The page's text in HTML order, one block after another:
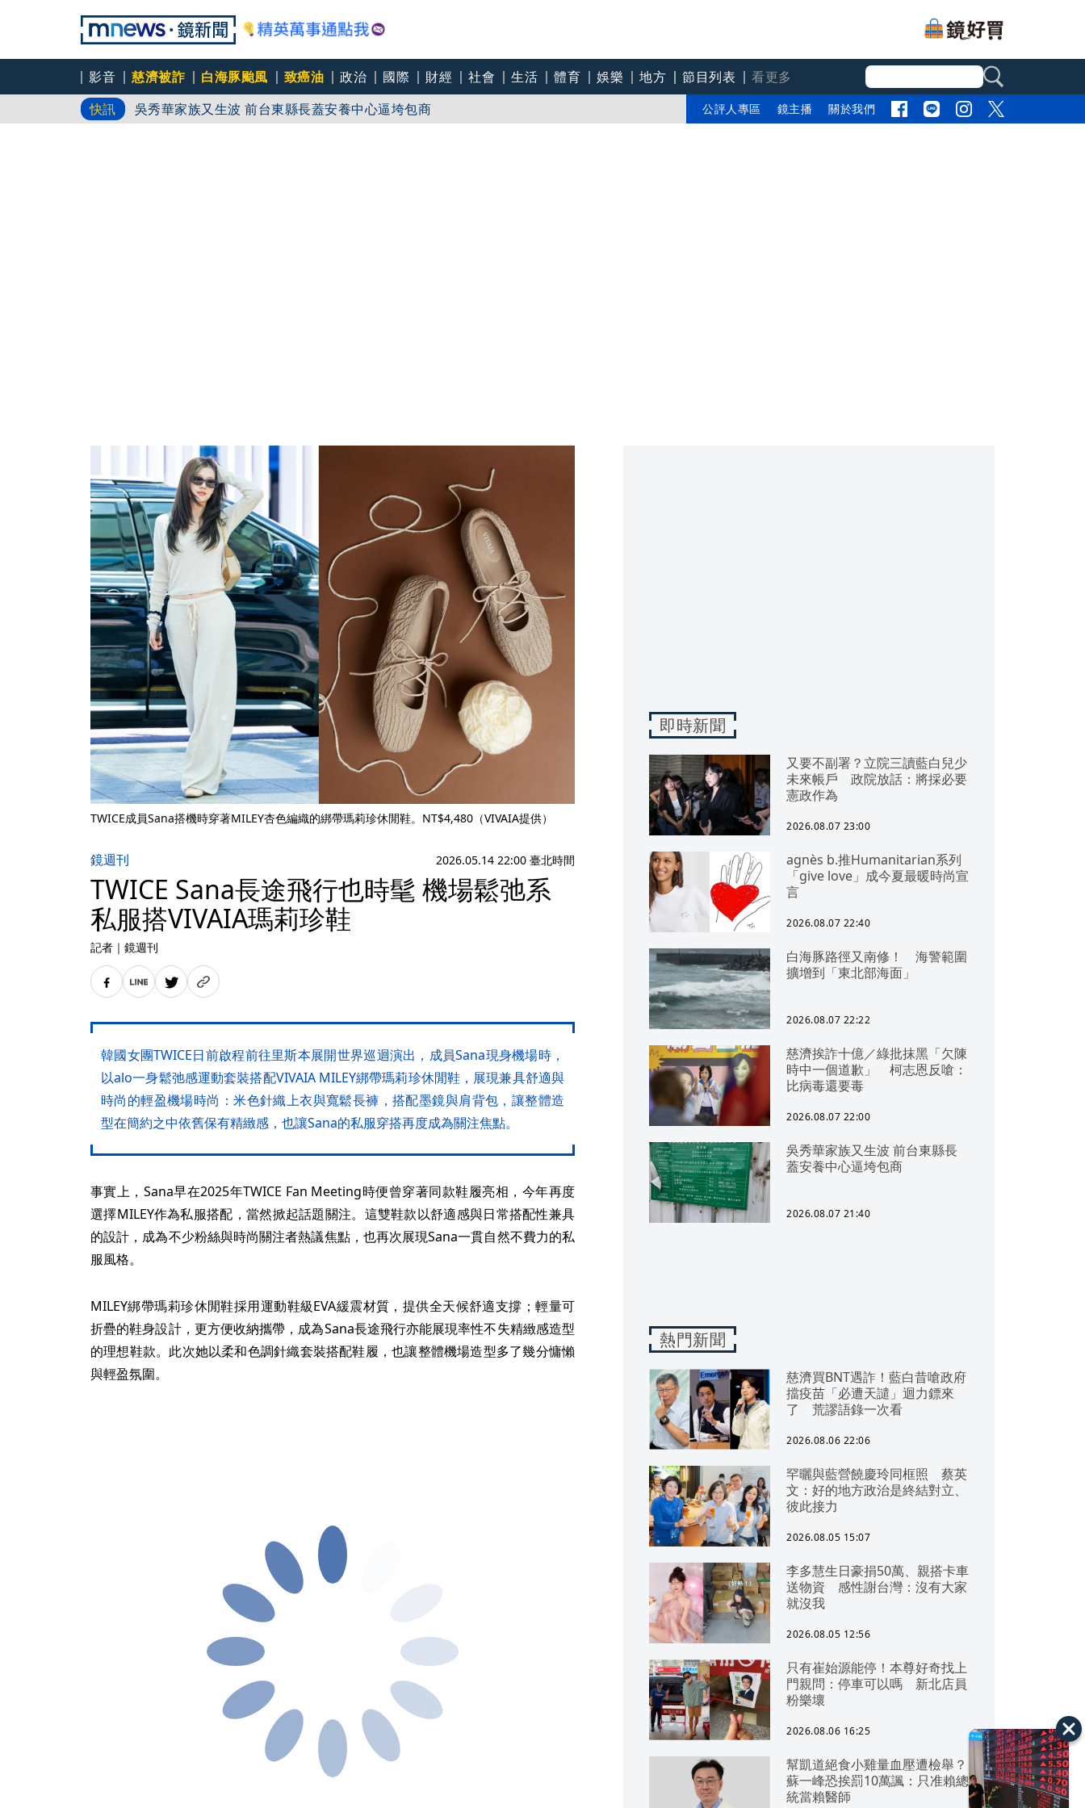
影音 慈濟被詐 白海豚颱風 致癌油 政治 國際 財經 社會 生活 體育 娛樂 地方 節目列表
看更多
快訊
吳秀華家族又生波 前台東縣長蓋安養中心逼垮包商
台中女師遭特教生刺傷右眼恐失明 工會籲檢討校安破口：老師不是肉身盾牌
公評人專區 鏡主播 關於我們
TWICE成員Sana搭機時穿著MILEY杏色編織的綁帶瑪莉珍休閒鞋。NT$4,480（VIVAIA提供）
鏡週刊 2026.05.14 22:00 臺北時間
TWICE Sana長途飛行也時髦 機場鬆弛系
私服搭VIVAIA瑪莉珍鞋
記者 ｜ 鏡週刊
韓國女團TWICE日前啟程前往里斯本展開世界巡迴演出，成員Sana現身機場時，
以alo一身鬆弛感運動套裝搭配VIVAIA MILEY綁帶瑪莉珍休閒鞋，展現兼具舒適與
時尚的輕盈機場時尚：米色針織上衣與寬鬆長褲，搭配墨鏡與肩背包，讓整體造
型在簡約之中依舊保有精緻感，也讓Sana的私服穿搭再度成為關注焦點。
事實上，Sana早在2025年TWICE Fan Meeting時便曾穿著同款鞋履亮相，今年再度
選擇MILEY作為私服搭配，當然掀起話題關注。這雙鞋款以舒適感與日常搭配性兼具
的設計，成為不少粉絲與時尚關注者熱議焦點，也再次展現Sana一貫自然不費力的私
服風格。
MILEY綁帶瑪莉珍休閒鞋採用運動鞋級EVA緩震材質，提供全天候舒適支撐；輕量可
折疊的鞋身設計，更方便收納攜帶，成為Sana長途飛行亦能展現率性不失精緻感造型
的理想鞋款。此次她以柔和色調針織套裝搭配鞋履，也讓整體機場造型多了幾分慵懶
與輕盈氛圍。
即時新聞
又要不副署？立院三讀藍白兒少
未來帳戶 政院放話：將採必要
憲政作為
2026.08.07 23:00
agnès b.推Humanitarian系列
「give love」成今夏最暖時尚宣
言
2026.08.07 22:40
白海豚路徑又南修！ 海警範圍
擴增到「東北部海面」
2026.08.07 22:22
慈濟挨詐十億／綠批抹黑「欠陳
時中一個道歉」 柯志恩反嗆：
比病毒還要毒
2026.08.07 22:00
吳秀華家族又生波 前台東縣長
蓋安養中心逼垮包商
2026.08.07 21:40
熱門新聞
慈濟買BNT遇詐！藍白昔嗆政府
擋疫苗「必遭天譴」迴力鏢來
了 荒謬語錄一次看
2026.08.06 22:06
罕曬與藍營饒慶玲同框照 蔡英
文：好的地方政治是終結對立、
彼此接力
2026.08.05 15:07
李多慧生日豪捐50萬、親搭卡車
送物資 感性謝台灣：沒有大家
就沒我
2026.08.05 12:56
只有崔始源能停！本尊好奇找上
門親問：停車可以嗎 新北店員
粉樂壞
2026.08.06 16:25
幫凱道絕食小雞量血壓遭檢舉？
蘇一峰恐挨罰10萬諷：只准賴總
統當賴醫師